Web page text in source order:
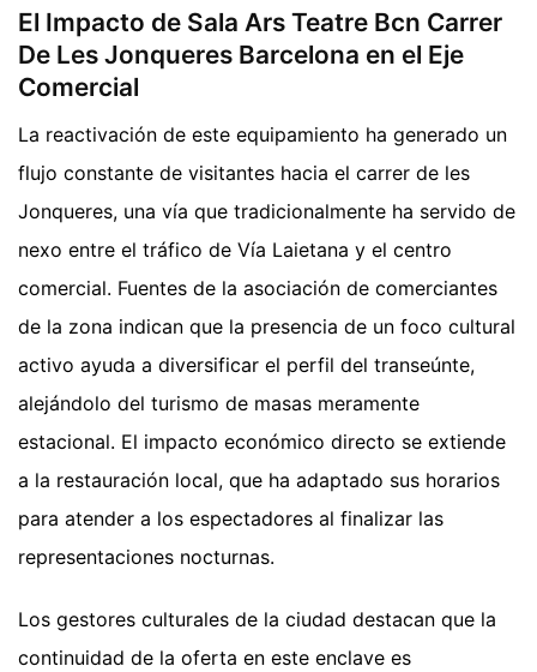
El Impacto de Sala Ars Teatre Bcn Carrer
De Les Jonqueres Barcelona en el Eje
Comercial
La reactivación de este equipamiento ha generado un
flujo constante de visitantes hacia el carrer de les
Jonqueres, una vía que tradicionalmente ha servido de
nexo entre el tráfico de Vía Laietana y el centro
comercial. Fuentes de la asociación de comerciantes
de la zona indican que la presencia de un foco cultural
activo ayuda a diversificar el perfil del transeúnte,
alejándolo del turismo de masas meramente
estacional. El impacto económico directo se extiende
a la restauración local, que ha adaptado sus horarios
para atender a los espectadores al finalizar las
representaciones nocturnas.
Los gestores culturales de la ciudad destacan que la
continuidad de la oferta en este enclave es